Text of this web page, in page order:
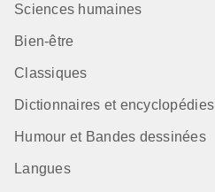
Sciences humaines
Bien-être
Classiques
Dictionnaires et encyclopédies
Humour et Bandes dessinées
Langues